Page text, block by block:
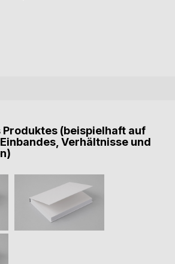
(beispielhaft auf
Verhältnisse und